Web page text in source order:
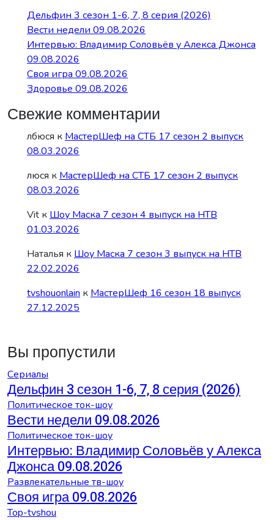
Дельфин 3 сезон 1-6, 7, 8 серия (2026)
Вести недели 09.08.2026
Интервью: Владимир Соловьёв у Алекса Джонса
09.08.2026
Своя игра 09.08.2026
Здоровье 09.08.2026
Свежие комментарии
лбюся к МастерШеф на СТБ 17 сезон 2 выпуск
08.03.2026
люся к МастерШеф на СТБ 17 сезон 2 выпуск
08.03.2026
Vit к Шоу Маска 7 сезон 4 выпуск на НТВ
01.03.2026
Наталья к Шоу Маска 7 сезон 3 выпуск на НТВ
22.02.2026
tvshouonlain к МастерШеф 16 сезон 18 выпуск
27.12.2025
Вы пропустили
Сериалы
Дельфин 3 сезон 1-6, 7, 8 серия (2026)
Политическое ток-шоу
Вести недели 09.08.2026
Политическое ток-шоу
Интервью: Владимир Соловьёв у Алекса
Джонса 09.08.2026
Развлекательные тв-шоу
Своя игра 09.08.2026
Top-tvshou